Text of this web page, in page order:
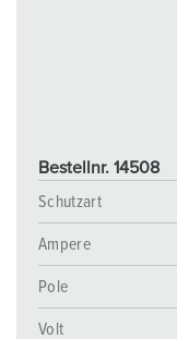
Bestellnr. 14508
Schutzart
Ampere
Pole
Volt